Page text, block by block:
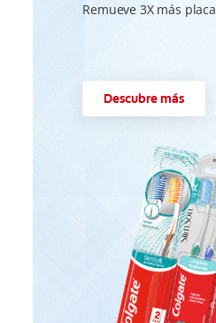
Remueve 3X más placa
Descubre más